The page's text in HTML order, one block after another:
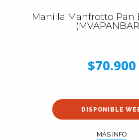
Manilla Manfrotto Pan
$70.900
DISPONIBLE
MÁS INFO